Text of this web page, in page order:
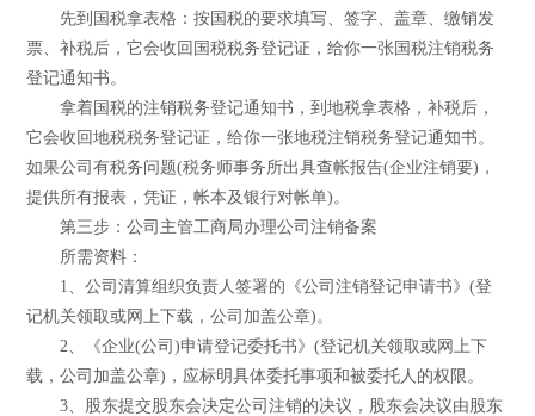
先到国税拿表格：按国税的要求填写、签字、盖章、缴销发
票、补税后，它会收回国税税务登记证，给你一张国税注销税务
登记通知书。
拿着国税的注销税务登记通知书，到地税拿表格，补税后，
它会收回地税税务登记证，给你一张地税注销税务登记通知书。
如果公司有税务问题(税务师事务所出具查帐报告(企业注销要)，
提供所有报表，凭证，帐本及银行对帐单)。
第三步：公司主管工商局办理公司注销备案
所需资料：
1、公司清算组织负责人签署的《公司注销登记申请书》(登
记机关领取或网上下载，公司加盖公章)。
2、《企业(公司)申请登记委托书》(登记机关领取或网上下
载，公司加盖公章)，应标明具体委托事项和被委托人的权限。
3、股东提交股东会决定公司注销的决议，股东会决议由股东